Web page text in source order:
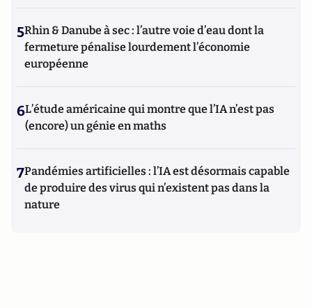
5Rhin & Danube à sec : l’autre voie d’eau dont la
fermeture pénalise lourdement l’économie
européenne
6L’étude américaine qui montre que l’IA n’est pas
(encore) un génie en maths
7Pandémies artificielles : l’IA est désormais capable
de produire des virus qui n’existent pas dans la
nature